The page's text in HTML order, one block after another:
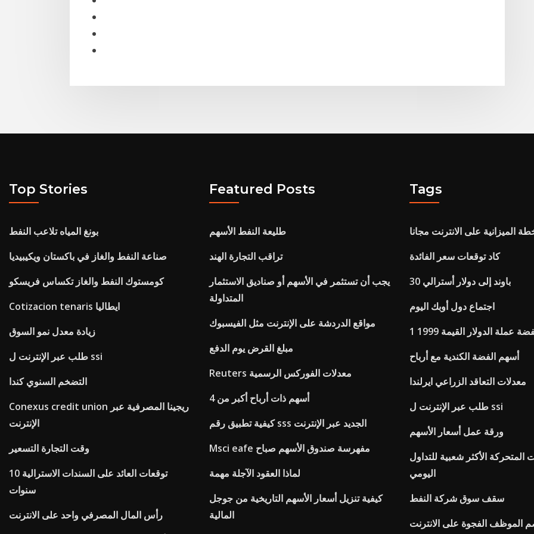
Top Stories
بونغ المياه تلاعب النفط
صناعة النفط والغاز في باكستان ويكيبيديا
كومستوك النفط والغاز تكساس فريسكو
Cotizacion tenaris ايطاليا
زيادة معدل نمو السوق
طلب عبر الإنترنت ل ssi
التضخم السنوي كندا
Conexus credit union ريجينا المصرفية عبر
الإنترنت
وقت التجارة التسعير
توقعات العائد على السندات الاسترالية 10
سنوات
رأس المال المصرفي واحد على الانترنت
Featured Posts
طليعة النفط الأسهم
تراقب التجارة الهند
يجب أن تستثمر في الأسهم أو صناديق الاستثمار
المتداولة
مواقع الدردشة على الإنترنت مثل الفيسبوك
مبلغ القرض يوم الدفع
Reuters معدلات الفوركس الرسمية
أسهم ذات أرباح أكبر من 4
كيفية تطبيق رقم sss الجديد عبر الإنترنت
Msci eafe مفهرسة صندوق الأسهم صباح
لماذا العقود الآجلة مهمة
كيفية تنزيل أسعار الأسهم التاريخية من جوجل
المالية
Tags
الميزانية على الانترنت مجانا
كاد توقعات سعر الفائدة
30 باوند إلى دولار أسترالي
اجتماع دول أوبك اليوم
عملة الدولار القيمة 1999
أسهم الفضة الكندية مع أرباح
معدلات التعاقد الزراعي ايرلندا
طلب عبر الإنترنت ل ssi
ورقة عمل أسعار الأسهم
الأكثر شعبية للتداول
اليومي
سقف سوق شركة النفط
الموظف الفجوة على الانترنت